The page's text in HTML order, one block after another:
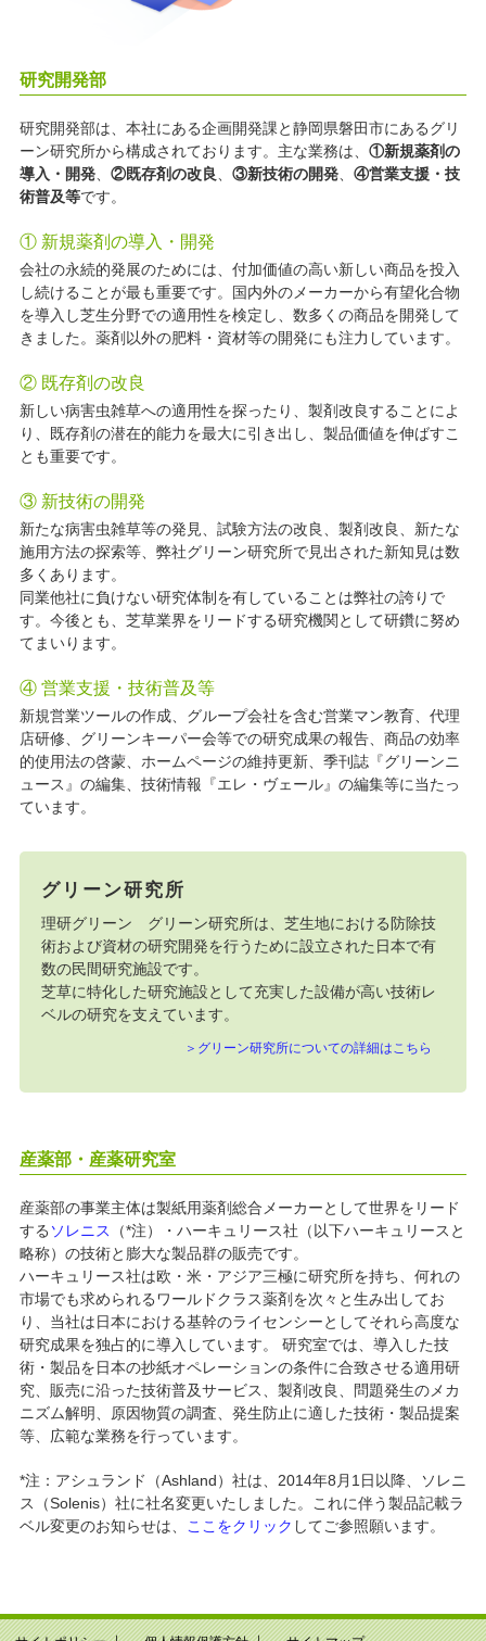
研究開発部
研究開発部は、本社にある企画開発課と静岡県磐田市にあるグリ
ーン研究所から構成されております。 主な業務は、 ①新規薬剤の
導入・開発、 ②既存剤の改良、 ③新技術の開発、 ④営業支援・技
術普及等です。
① 新規薬剤の導入・開発
会社の永続的発展のためには、付加価値の高い新しい商品を投入
し続けることが最も重要です。国内外のメーカーから有望化合物
を導入し芝生分野での適用性を検定し、数多くの商品を開発して
きました。薬剤以外の肥料・資材等の開発にも注力しています。
② 既存剤の改良
新しい病害虫雑草への適用性を探ったり、製剤改良することによ
り、既存剤の潜在的能力を最大に引き出し、製品価値を伸ばすこ
とも重要です。
③ 新技術の開発
新たな病害虫雑草等の発見、試験方法の改良、製剤改良、新たな
施用方法の探索等、弊社グリーン研究所で見出された新知見は数
多くあります。
同業他社に負けない研究体制を有していることは弊社の誇りで
す。今後とも、芝草業界をリードする研究機関として研鑽に努め
てまいります。
④ 営業支援・技術普及等
新規営業ツールの作成、グループ会社を含む営業マン教育、代理
店研修、グリーンキーパー会等での研究成果の報告、商品の効率
的使用法の啓蒙、ホームページの維持更新、季刊誌『グリーンニ
ュース』の編集、技術情報『エレ・ヴェール』の編集等に当たっ
ています。
グリーン研究所
理研グリーン グリーン研究所は、芝生地における防除技
術および資材の研究開発を行うために設立された日本で有
数の民間研究施設です。
芝草に特化した研究施設として充実した設備が高い技術レ
ベルの研究を支えています。
グリーン研究所についての詳細はこちら
産薬部・産薬研究室
産薬部の事業主体は製紙用薬剤総合メーカーとして世界をリード
する ソレニス （*注）・ハーキュリース社（以下ハーキュリースと
略称）の技術と膨大な製品群の販売です。
ハーキュリース社は欧・米・アジア三極に研究所を持ち、何れの
市場でも求められるワールドクラス薬剤を次々と生み出してお
り、当社は日本における基幹のライセンシーとしてそれら高度な
研究成果を独占的に導入しています。 研究室では、導入した技
術・製品を日本の抄紙オペレーションの条件に合致させる適用研
究、販売に沿った技術普及サービス、製剤改良、問題発生のメカ
ニズム解明、原因物質の調査、発生防止に適した技術・製品提案
等、広範な業務を行っています。
*注：アシュランド（Ashland）社は、2014年8月1日以降、ソレニ
ス（Solenis）社に社名変更いたしました。これに伴う製品記載ラ
ベル変更のお知らせは、 ここをクリック してご参照願います。